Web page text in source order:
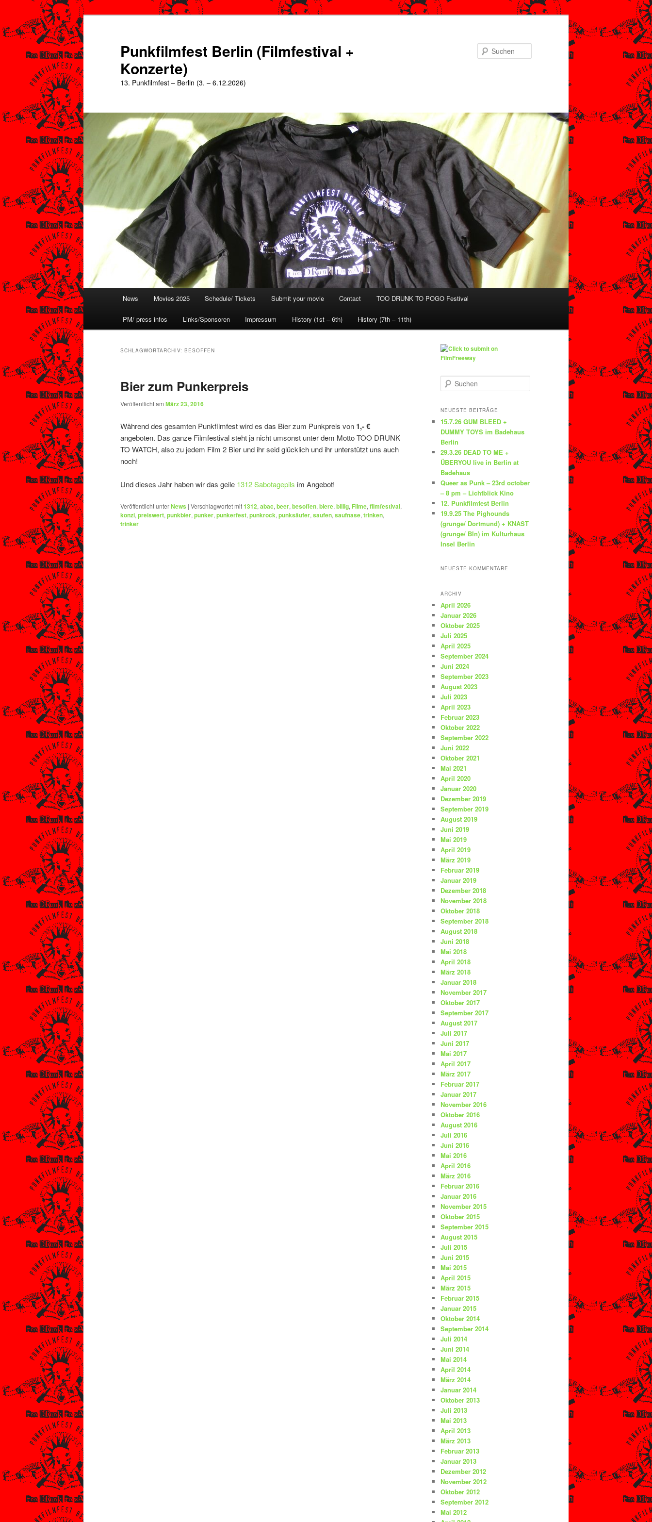
primären
springen
sekundären
springen
Punkfilmfest Berlin (Filmfestival +
Konzerte)
13. Punkfilmfest – Berlin (3. – 6.12.2026)
News Movies 2025 Schedule/ Tickets Submit your movie Contact TOO DRUNK TO POGO Festival
PM/ press infos Links/Sponsoren Impressum History (1st – 6th) History (7th – 11th)
SCHLAGWORTARCHIV: BESOFFEN
Bier zum Punkerpreis
Veröffentlicht am März 23, 2016
Während des gesamten Punkfilmfest wird es das Bier zum Punkpreis von 1,- €
angeboten. Das ganze Filmfestival steht ja nicht umsonst unter dem Motto TOO DRUNK
TO WATCH, also zu jedem Film 2 Bier und ihr seid glücklich und ihr unterstützt uns auch
noch!
Und dieses Jahr haben wir das geile 1312 Sabotagepils im Angebot!
Veröffentlicht unterNews | Verschlagwortet mit1312, abac, beer, besoffen, biere, billig, Filme, filmfestival,
konzi, preiswert, punkbier, punker, punkerfest, punkrock, punksäufer, saufen, saufnase, trinken,
trinker
u
h
n
NEUESTE BEITRÄGE
15.7.26 GUM BLEED +
DUMMY TOYS im Badehaus
Berlin
29.3.26 DEAD TO ME +
ÜBERYOU live in Berlin at
Badehaus
Queer as Punk – 23rd october
– 8 pm – Lichtblick Kino
12. Punkfilmfest Berlin
19.9.25 The Pighounds
(grunge/ Dortmund) + KNAST
(grunge/ Bln) im Kulturhaus
Insel Berlin
NEUESTE KOMMENTARE
ARCHIV
April 2026
Januar 2026
Oktober 2025
Juli 2025
April 2025
September 2024
Juni 2024
September 2023
August 2023
Juli 2023
April 2023
Februar 2023
Oktober 2022
September 2022
Juni 2022
Oktober 2021
Mai 2021
April 2020
Januar 2020
Dezember 2019
September 2019
August 2019
Juni 2019
Mai 2019
April 2019
März 2019
Februar 2019
Januar 2019
Dezember 2018
November 2018
Oktober 2018
September 2018
August 2018
Juni 2018
Mai 2018
April 2018
März 2018
Januar 2018
November 2017
Oktober 2017
September 2017
August 2017
Juli 2017
Juni 2017
Mai 2017
April 2017
März 2017
Februar 2017
Januar 2017
November 2016
Oktober 2016
August 2016
Juli 2016
Juni 2016
Mai 2016
April 2016
März 2016
Februar 2016
Januar 2016
November 2015
Oktober 2015
September 2015
August 2015
Juli 2015
Juni 2015
Mai 2015
April 2015
März 2015
Februar 2015
Januar 2015
Oktober 2014
September 2014
Juli 2014
Juni 2014
Mai 2014
April 2014
März 2014
Januar 2014
Oktober 2013
Juli 2013
Mai 2013
April 2013
März 2013
Februar 2013
Januar 2013
Dezember 2012
November 2012
Oktober 2012
September 2012
Mai 2012